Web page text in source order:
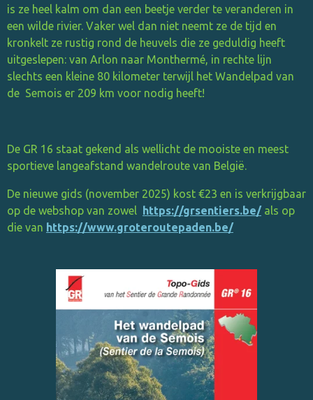
is ze heel kalm om dan een beetje verder te veranderen in
een wilde rivier. Vaker wel dan niet neemt ze de tijd en
kronkelt ze rustig rond de heuvels die ze geduldig heeft
uitgeslepen: van Arlon naar Monthermé, in rechte lijn
slechts een kleine 80 kilometer terwijl het Wandelpad van
de Semois er 209 km voor nodig heeft!
De GR 16 staat gekend als wellicht de mooiste en meest
sportieve langeafstand wandelroute van België.
De nieuwe gids (november 2025) kost €23 en is verkrijgbaar
op de webshop van zowel https://grsentiers.be/als op
die van https://www.groteroutepaden.be/